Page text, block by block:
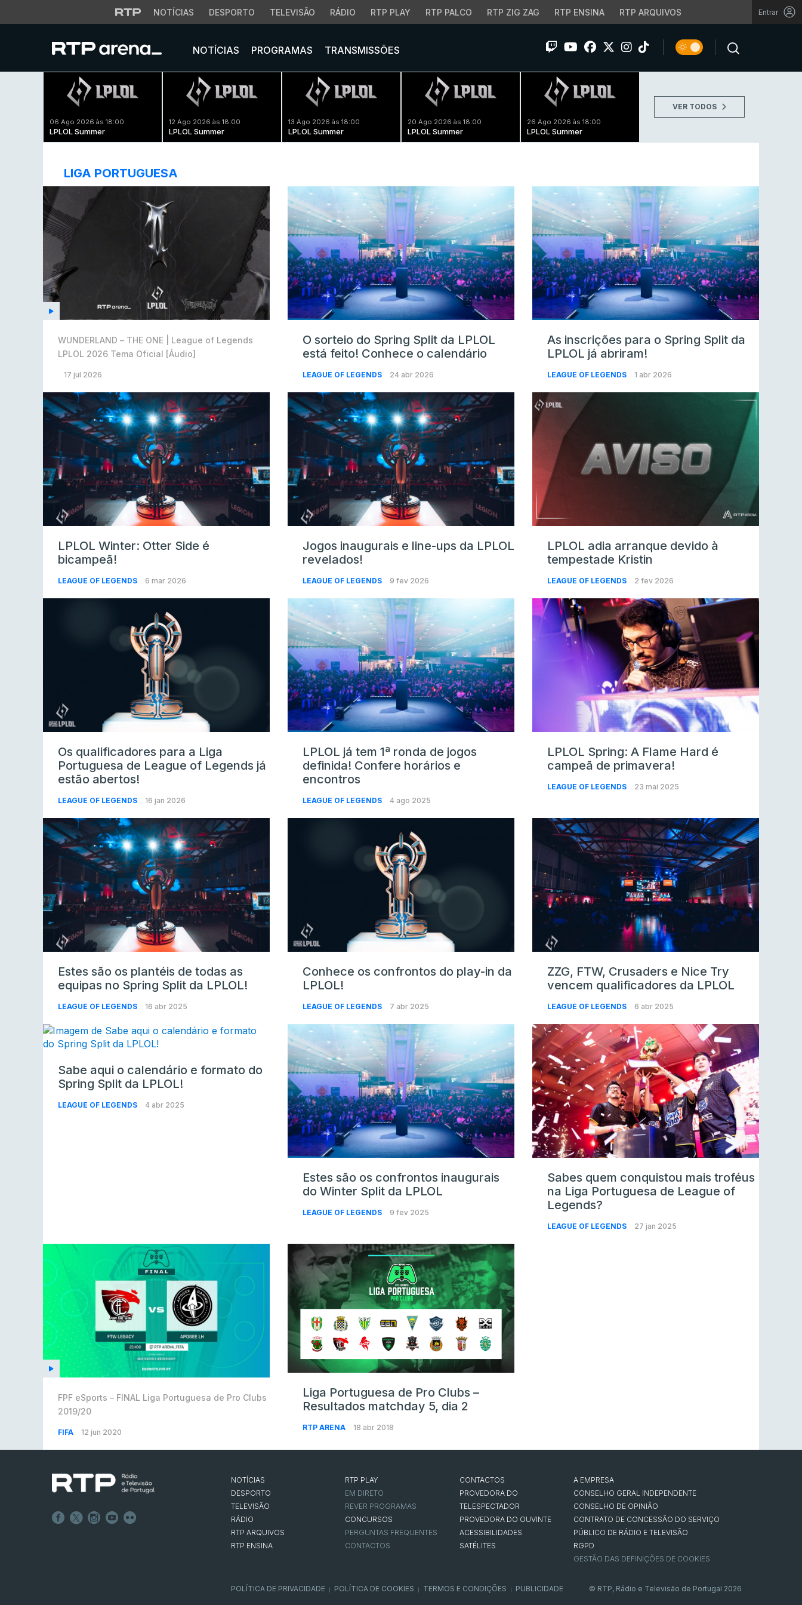
NOTÍCIAS DESPORTO TELEVISÃO RÁDIO RTP PLAY RTP PALCO RTP ZIG ZAG RTP ENSINA RTP ARQUIVOS Entrar
NOTÍCIAS PROGRAMAS TRANSMISSÕES
06 Ago 2026 às 18:00
LPLOL Summer
12 Ago 2026 às 18:00
LPLOL Summer
13 Ago 2026 às 18:00
LPLOL Summer
20 Ago 2026 às 18:00
LPLOL Summer
26 Ago 2026 às 18:00
LPLOL Summer
VER TODOS
LIGA PORTUGUESA
WUNDERLAND – THE ONE | League of Legends
LPLOL 2026 Tema Oficial [Áudio]
17 jul 2026
O sorteio do Spring Split da LPLOL
está feito! Conhece o calendário
LEAGUE OF LEGENDS 24 abr 2026
As inscrições para o Spring Split da
LPLOL já abriram!
LEAGUE OF LEGENDS 1 abr 2026
LPLOL Winter: Otter Side é
bicampeã!
LEAGUE OF LEGENDS 6 mar 2026
Jogos inaugurais e line-ups da LPLOL
revelados!
LEAGUE OF LEGENDS 9 fev 2026
LPLOL adia arranque devido à
tempestade Kristin
LEAGUE OF LEGENDS 2 fev 2026
Os qualificadores para a Liga
Portuguesa de League of Legends já
estão abertos!
LEAGUE OF LEGENDS 16 jan 2026
LPLOL já tem 1ª ronda de jogos
definida! Confere horários e
encontros
LEAGUE OF LEGENDS 4 ago 2025
LPLOL Spring: A Flame Hard é
campeã de primavera!
LEAGUE OF LEGENDS 23 mai 2025
Estes são os plantéis de todas as
equipas no Spring Split da LPLOL!
LEAGUE OF LEGENDS 16 abr 2025
Conhece os confrontos do play-in da
LPLOL!
LEAGUE OF LEGENDS 7 abr 2025
ZZG, FTW, Crusaders e Nice Try
vencem qualificadores da LPLOL
LEAGUE OF LEGENDS 6 abr 2025
Sabe aqui o calendário e formato do
Spring Split da LPLOL!
LEAGUE OF LEGENDS 4 abr 2025
Estes são os confrontos inaugurais
do Winter Split da LPLOL
LEAGUE OF LEGENDS 9 fev 2025
Sabes quem conquistou mais troféus
na Liga Portuguesa de League of
Legends?
LEAGUE OF LEGENDS 27 jan 2025
FPF eSports – FINAL Liga Portuguesa de Pro Clubs
2019/20
FIFA 12 jun 2020
Liga Portuguesa de Pro Clubs –
Resultados matchday 5, dia 2
RTP ARENA 18 abr 2018
NOTÍCIAS
DESPORTO
TELEVISÃO
RÁDIO
RTP ARQUIVOS
RTP ENSINA
RTP PLAY
EM DIRETO
REVER PROGRAMAS
CONCURSOS
PERGUNTAS FREQUENTES
CONTACTOS
CONTACTOS
PROVEDORA DO
TELESPECTADOR
PROVEDORA DO OUVINTE
ACESSIBILIDADES
SATÉLITES
A EMPRESA
CONSELHO GERAL INDEPENDENTE
CONSELHO DE OPINIÃO
CONTRATO DE CONCESSÃO DO SERVIÇO
PÚBLICO DE RÁDIO E TELEVISÃO
RGPD
GESTÃO DAS DEFINIÇÕES DE COOKIES
POLÍTICA DE PRIVACIDADE POLÍTICA DE COOKIES TERMOS E CONDIÇÕES PUBLICIDADE © RTP, Rádio e Televisão de Portugal 2026